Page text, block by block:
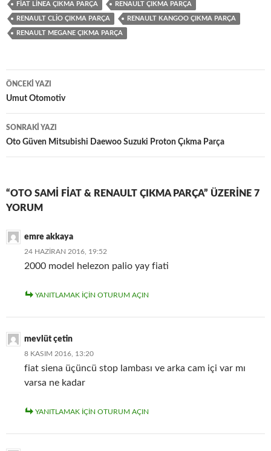
FIAT LINEA ÇIKMA PARÇA RENAULT ÇIKMA PARÇA
RENAULT CLIO ÇIKMA PARÇA RENAULT KANGOO ÇIKMA PARÇA
RENAULT MEGANE ÇIKMA PARÇA
Yazı
dolaşımı
ÖNCEKI YAZI
Umut Otomotiv
SONRAKI YAZI
Oto Güven Mitsubishi Daewoo Suzuki Proton Çıkma Parça
“OTO SAMI FIAT & RENAULT ÇIKMA PARÇA” ÜZERINE 7
YORUM
emre akkaya
24 HAZIRAN 2016, 19:52
2000 model helezon palio yay fiati
YANITLAMAK IÇIN OTURUM AÇIN
mevlüt çetin
8 KASIM 2016, 13:20
fiat siena üçüncü stop lambası ve arka cam içi var mı
varsa ne kadar
YANITLAMAK IÇIN OTURUM AÇIN